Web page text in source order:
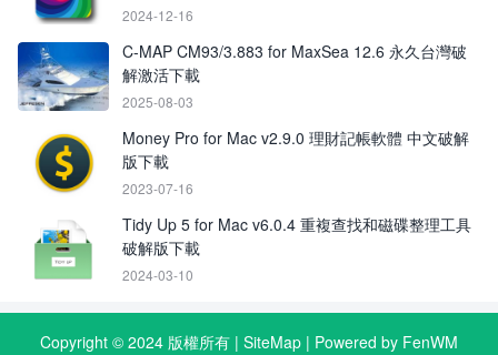
2024-12-16
C-MAP CM93/3.883 for MaxSea 12.6 永久台灣破
解激活下載
2025-08-03
Money Pro for Mac v2.9.0 理財記帳軟體 中文破解
版下載
2023-07-16
Tidy Up 5 for Mac v6.0.4 重複查找和磁碟整理工具
破解版下載
2024-03-10
Copyright © 2024 版權所有 | SiteMap | Powered by FenWM